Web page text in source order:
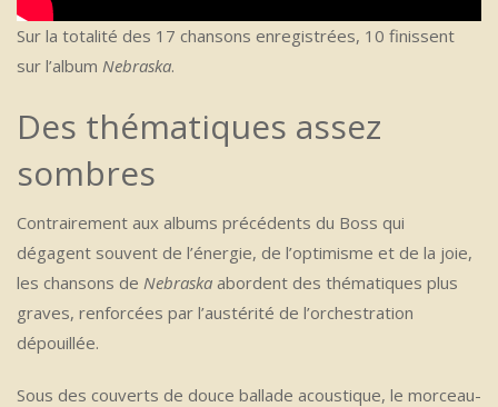
Sur la totalité des 17 chansons enregistrées, 10 finissent
sur l’album Nebraska.
Des thématiques assez
sombres
Contrairement aux albums précédents du Boss qui
dégagent souvent de l’énergie, de l’optimisme et de la joie,
les chansons de Nebraska abordent des thématiques plus
graves, renforcées par l’austérité de l’orchestration
dépouillée.
Sous des couverts de douce ballade acoustique, le morceau-